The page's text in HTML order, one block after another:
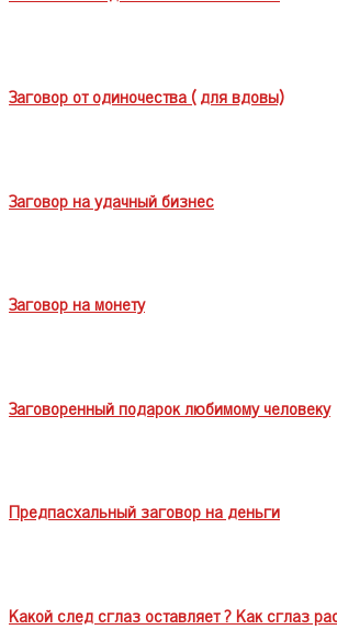
Заговор от одиночества ( для вдовы)
Заговор на удачный бизнес
Заговор на монету
Заговоренный подарок любимому человеку
Предпасхальный заговор на деньги
Какой след сглаз оставляет ? Как сглаз